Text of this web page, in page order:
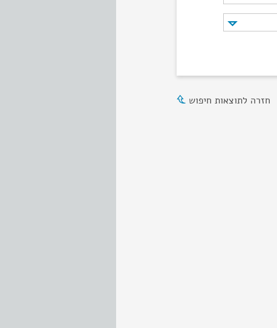
חזרה לתוצאות חיפוש